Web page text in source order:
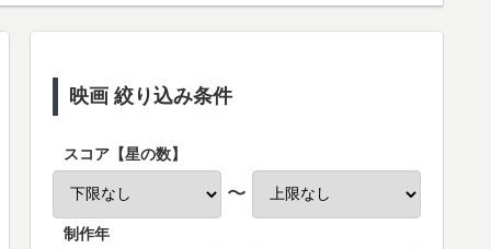
映画 絞り込み条件
スコア【星の数】
〜
制作年